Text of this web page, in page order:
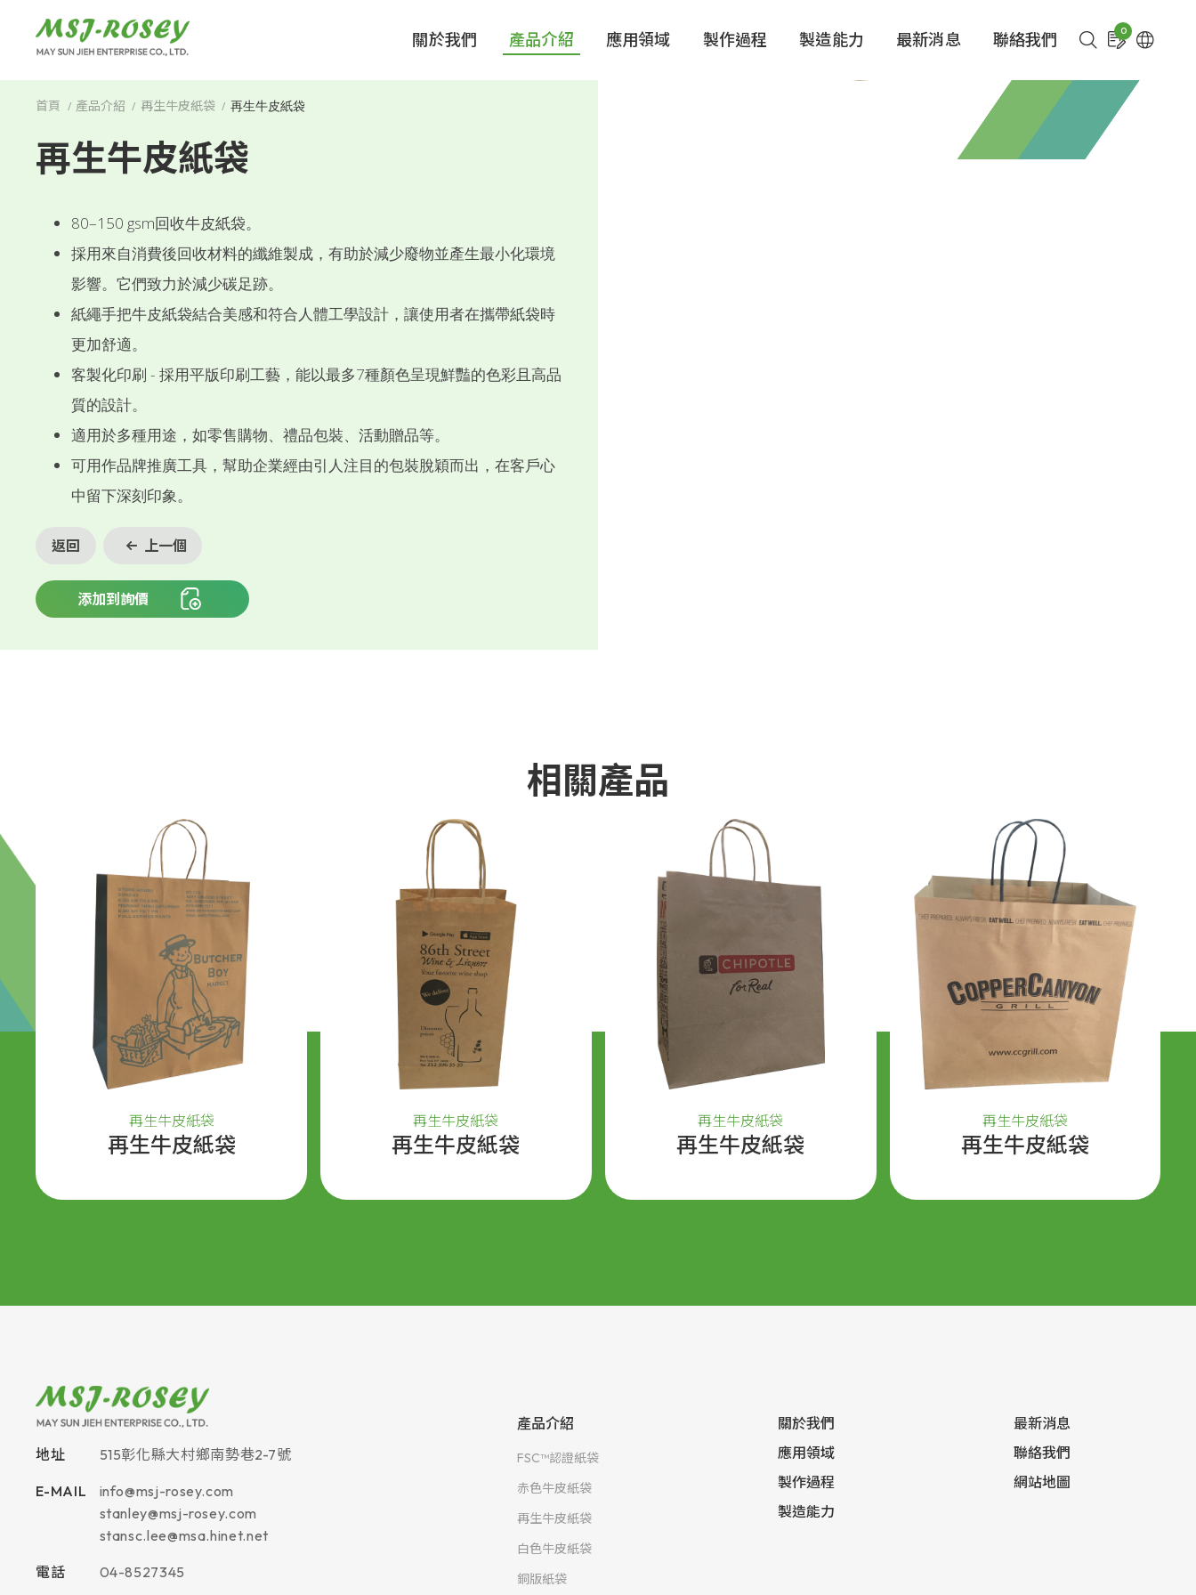
關於我們 產品介紹 應用領域 製作過程 製造能力 最新消息 聯絡我們 0
首頁 產品介紹 再生牛皮紙袋 再生牛皮紙袋
再生牛皮紙袋
80–150 gsm回收牛皮紙袋。
採用來自消費後回收材料的纖維製成，有助於減少廢物並產生最小化環境
影響。它們致力於減少碳足跡。
紙繩手把牛皮紙袋結合美感和符合人體工學設計，讓使用者在攜帶紙袋時
更加舒適。
客製化印刷 - 採用平版印刷工藝，能以最多7種顏色呈現鮮豔的色彩且高品
質的設計。
適用於多種用途，如零售購物、禮品包裝、活動贈品等。
可用作品牌推廣工具，幫助企業經由引人注目的包裝脫穎而出，在客戶心
中留下深刻印象。
返回 上一個
添加到詢價
相關產品
再生牛皮紙袋
再生牛皮紙袋
再生牛皮紙袋
再生牛皮紙袋
再生牛皮紙袋
再生牛皮紙袋
再生牛皮紙袋
再生牛皮紙袋
地址 515彰化縣大村鄉南勢巷2-7號
E-MAIL
info@msj-rosey.com
stanley@msj-rosey.com
stansc.lee@msa.hinet.net
電話 04-8527345
產品介紹
FSC™認證紙袋
赤色牛皮紙袋
再生牛皮紙袋
白色牛皮紙袋
銅版紙袋
關於我們
應用領域
製作過程
製造能力
最新消息
聯絡我們
網站地圖
Cookie管理面板